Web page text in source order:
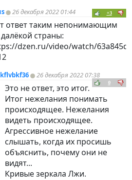
26 декабря 2022 01:44 +3
ответ таким непонимающим
страны:
dzen.ru/video/watch/
kflvbkf36 26 декабря 2022 07:38
0
Это не ответ, это итог.
Итог нежелания понимать
происходящее. Нежелания
видеть происходящее.
Агрессивное нежелание
слышать, когда их просишь
объяснить, почему они не
видят...
Кривые зеркала Лжи.